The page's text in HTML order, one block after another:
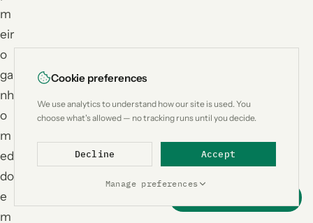
m
eir
o
ga
nh
o
m
edi
do
e
m
Cookie preferences
We use analytics to understand how our site is used. You
choose what's allowed — no tracking runs until you decide.
Decline Accept
Manage preferences